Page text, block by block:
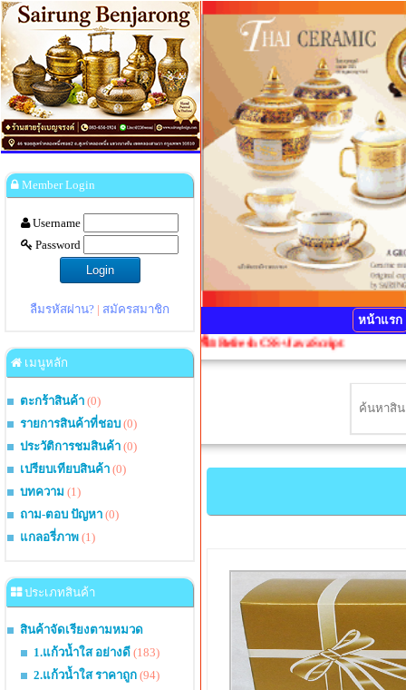
Member Login
Username
Password
ลืมรหัสผ่าน? | สมัครสมาชิก
เมนูหลัก
ตะกร้าสินค้า (0)
รายการสินค้าที่ชอบ (0)
ประวัติการชมสินค้า (0)
เปรียบเทียบสินค้า (0)
บทความ (1)
ถาม-ตอบ ปัญหา (0)
แกลอรี่ภาพ (1)
ประเภทสินค้า
สินค้าจัดเรียงตามหมวด
1.แก้วน้ำใส อย่างดี (183)
2.แก้วน้ำใส ราคาถูก (94)
หน้าแรก
ากดปุ่ม Ctrl+F5 1 ครั้งเพื่อ Refresh CSS+JavaScript